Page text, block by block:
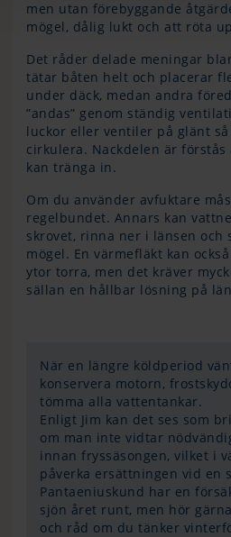
men utan förebyggande
mögel, dålig lukt och att röta
Det råder delade meningar
tätar båten helt och placerar
under däck, medan andra
”andas” genom ständig
luckor eller ventiler på glänt
cirkulera. Nackdelen är
kan tränga in.
Om du använder avfuktare
regelbundet. Annars kan
skrovet, rinna ner i länsen och
mögel. En värmefläkt kan
ytor torra, men det kräver
sällan en hållbar lösning på
När en längre köldperiod
konservera motorn,
tömma alla vattentankar.
Enligt Jim kan det ses som
om man inte vidtar
innan fryssäsongen, vilket i
påverka ersättningen vid en
Pantaeniuskund har en
sjön året runt, men hör
och råd om du tänker